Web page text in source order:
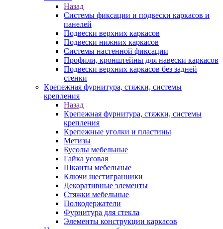
Назад
Системы фиксации и подвески каркасов и
панелей
Подвески верхних каркасов
Подвески нижних каркасов
Системы настенной фиксации
Профили, кронштейны для навески каркасов
Подвески верхних каркасов без задней
стенки
Крепежная фурнитура, стяжки, системы
крепления
Назад
Крепежная фурнитура, стяжки, системы
крепления
Крепежные уголки и пластины
Метизы
Бусолы мебельные
Гайка усовая
Шканты мебельные
Ключи шестигранники
Декоративные элементы
Стяжки мебельные
Полкодержатели
Фурнитура для стекла
Элементы конструкции каркасов